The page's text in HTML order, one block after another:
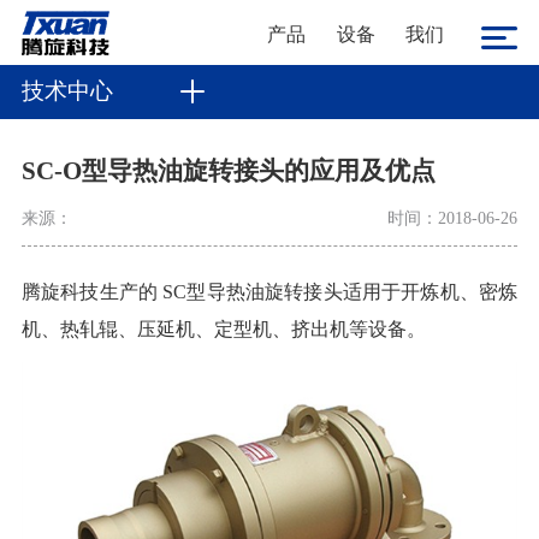
产品 设备 我们
技术中心
SC-O型导热油旋转接头的应用及优点
来源： 时间：2018-06-26
腾旋科技生产的 SC型导热油旋转接头适用于开炼机、密炼
机、热轧辊、压延机、定型机、挤出机等设备。